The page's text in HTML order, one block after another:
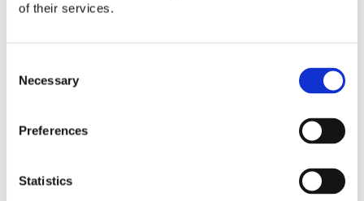
of their services.
Selection
Necessary
Preferences
Statistics